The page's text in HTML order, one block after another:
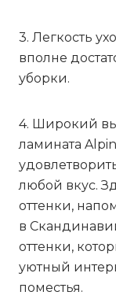
3. Легкость
вполне
уборки.
4. Широкий
ламината
любой вкус.
оттенки,
в
оттенки,
уютный
поместья.